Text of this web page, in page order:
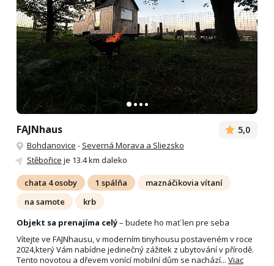
FAJNhaus 5,0
Bohdanovice - Severná Morava a Sliezsko
Stěbořice je 13.4 km daleko
chata 4 osoby 1 spálňa
maznáčikovia vítaní
na samote
krb
Objekt sa prenajíma celý– budete ho mať len pre seba
Vítejte ve FAJNhausu, v moderním tinyhousu postaveném v roce
2024,který Vám nabídne jedinečný zážitek z ubytování v přírodě.
Tento novotou a dřevem vonící mobilní dům se nachází... Viac